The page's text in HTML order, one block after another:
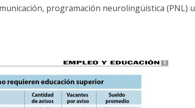
programación neurolingüística (PNL) u